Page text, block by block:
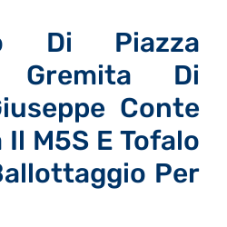
Di Piazza
Gremita Di
Conte
M5S E Tofalo
Per